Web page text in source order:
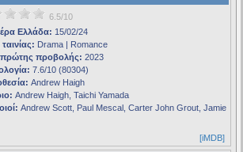
6.5/10
Ελλάδα: 15/02/24
Drama | Romance
προβολής: 2023
7.6/10 (80304)
Andrew Haigh
Andrew Haigh, Taichi Yamada
Andrew Scott, Paul Mescal, Carter John Grout, Jamie
[iMDB]